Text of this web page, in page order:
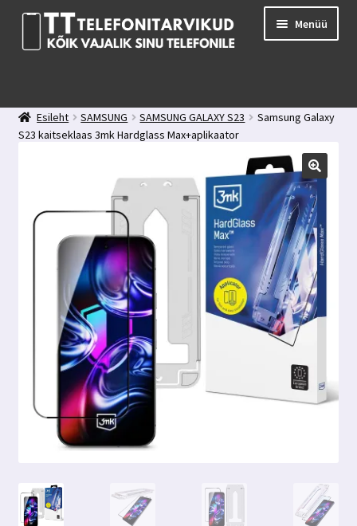
Liigu
navigeerimisele
Liigu
juurde
Menüü
Minu konto
Tagasiside
Esileht SAMSUNG SAMSUNG GALAXY S23
Samsung Galaxy
S23 kaitseklaas 3mk Hardglass Max+aplikaator